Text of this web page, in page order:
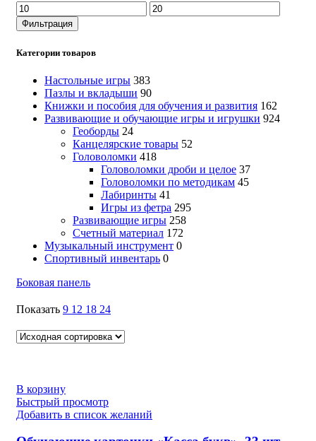
Минимальная
цена
Максимальная
цена
Фильтрация
Категории товаров
Настольные игры 383
Пазлы и вкладыши 90
Книжки и пособия для обучения и развития 162
Развивающие и обучающие игры и игрушки 924
Геоборды 24
Канцелярские товары 52
Головоломки 418
Головоломки дроби и целое 37
Головоломки по методикам 45
Лабиринты 41
Игры из фетра 295
Развивающие игры 258
Счетный материал 172
Музыкальный инструмент 0
Спортивный инвентарь 0
Боковая панель
Показать 9 12 18 24
В корзину
Быстрый просмотр
Добавить в список желаний